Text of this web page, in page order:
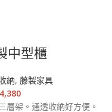
中型櫃
納, 藤製家具
4,380
層架。通透收納好方便。